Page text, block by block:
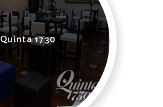
Quinta 1730